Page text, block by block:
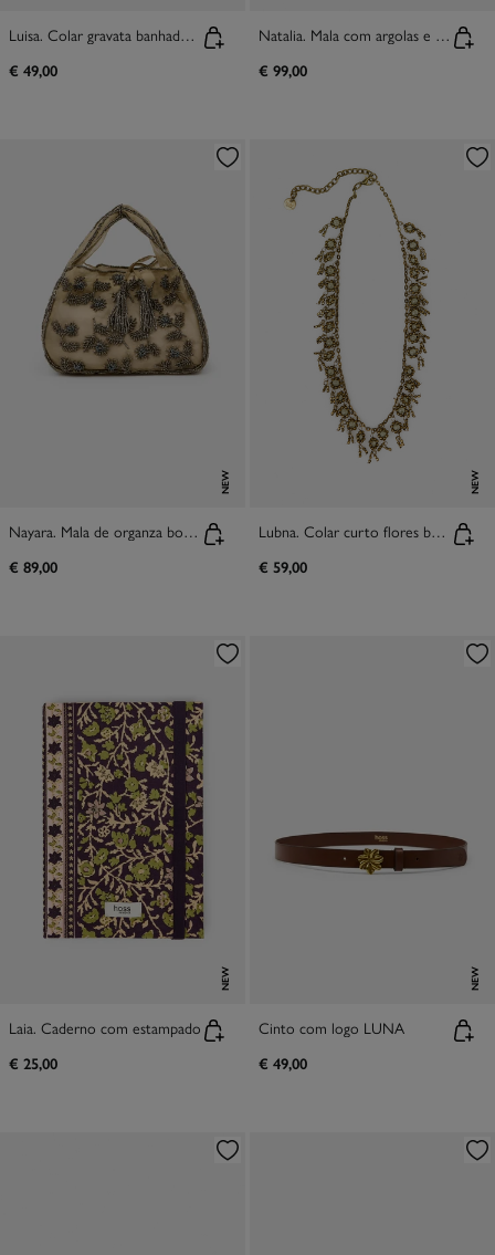
Luisa. Colar gravata banhado a ouro
€ 49,00
Natalia. Mala com argolas e franjas
€ 99,00
NEW
Nayara. Mala de organza bordada
€ 89,00
NEW
Lubna. Colar curto flores banhado a ouro
€ 59,00
NEW
Laia. Caderno com estampado
€ 25,00
NEW
Cinto com logo LUNA
€ 49,00